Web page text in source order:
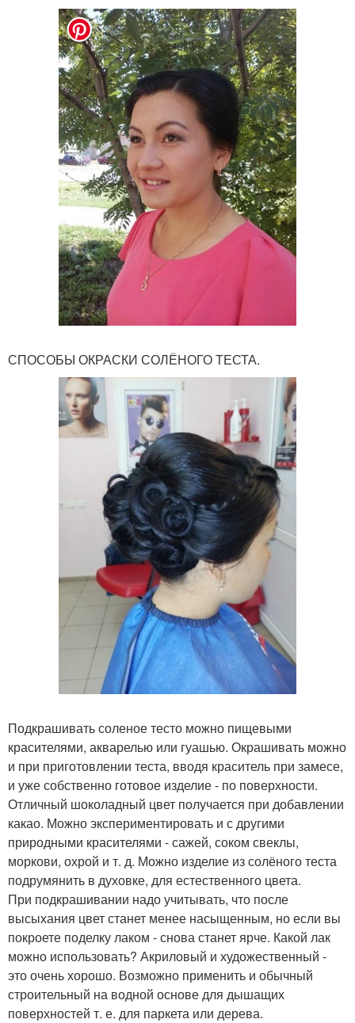
СПОСОБЫ ОКРАСКИ СОЛЁНОГО ТЕСТА.
Подкрашивать соленое тесто можно пищевыми
красителями, акварелью или гуашью. Окрашивать можно
и при приготовлении теста, вводя краситель при замесе,
и уже собственно готовое изделие - по поверхности.
Отличный шоколадный цвет получается при добавлении
какао. Можно экспериментировать и с другими
природными красителями - сажей, соком свеклы,
моркови, охрой и т. д. Можно изделие из солёного теста
подрумянить в духовке, для естественного цвета.
При подкрашивании надо учитывать, что после
высыхания цвет станет менее насыщенным, но если вы
покроете поделку лаком - снова станет ярче. Какой лак
можно использовать? Акриловый и художественный -
это очень хорошо. Возможно применить и обычный
строительный на водной основе для дышащих
поверхностей т. е. для паркета или дерева.